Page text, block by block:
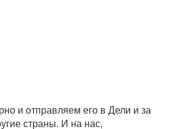
и отправляем его в Дели и за
страны. И на нас,